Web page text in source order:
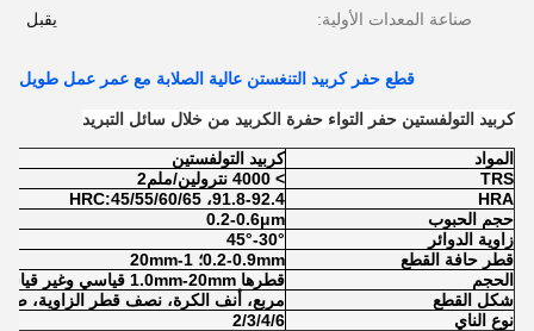
صناعة المعدات الأولية: يقبل
قطع حفر كربيد التنغستن عالية الصلابة مع عمر عمل طويل
كربيد التولفستين حفر التواء حفرة الكربيد من خلال سائل التبريد
المواد
كربيد التولفستين
TRS
> 4000 نترولين/ملم2
HRA
91.8-92.4، HRC:45/55/60/65
حجم الحبوب
0.2-0.6μm
زاوية الدوائر
30°-45°
قطر حافة القطع
0.2-0.9mm؛ 1-20mm
الحجم
قطرها 1.0mm-20mm قياسي وغير قياسي
شكل القطع
مربع، أنف الكرة، نصف قطر الزاوية،
نوع الناي
2/3/4/6